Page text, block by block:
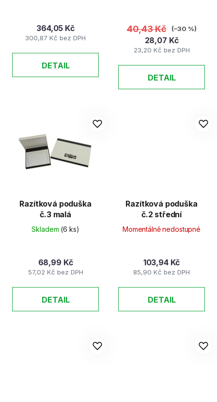
300,87 Kč bez DPH
364,05 Kč
DETAIL
23,20 Kč bez DPH
28,07 Kč
40,43 Kč (–30 %)
DETAIL
Razítková poduška
č.3 malá
Skladem (6 ks)
57,02 Kč bez DPH
68,99 Kč
DETAIL
Razítková poduška
č.2 střední
Momentálně nedostupné
85,90 Kč bez DPH
103,94 Kč
DETAIL